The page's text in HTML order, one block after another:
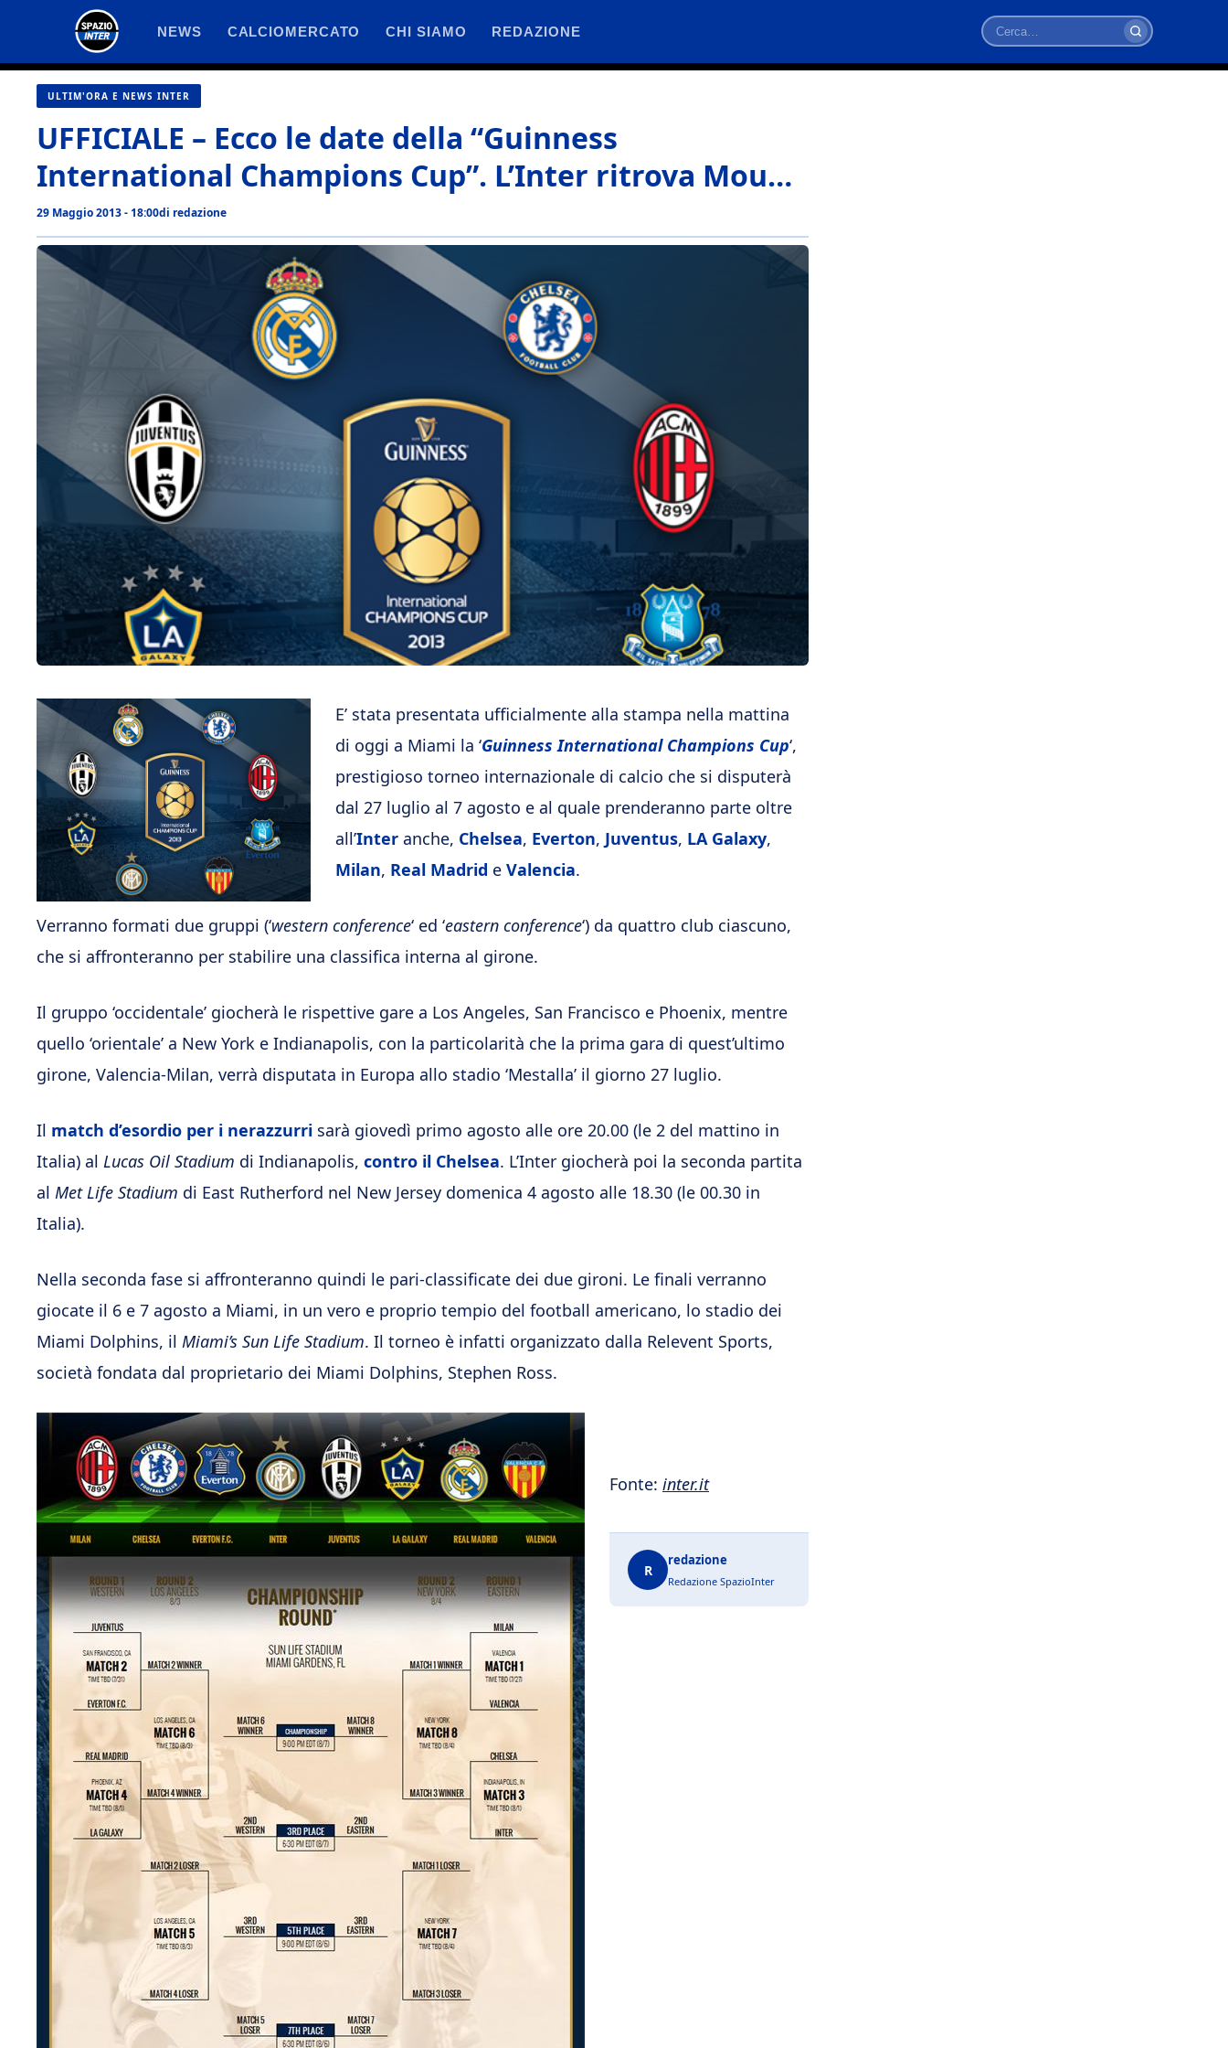
contenuto
NEWS CALCIOMERCATO CHI SIAMO REDAZIONE
Cerca
ULTIM'ORA E NEWS INTER
UFFICIALE – Ecco le date della “Guinness
International Champions Cup”. L’Inter ritrova Mou…
29 Maggio 2013 - 18:00di redazione
E’ stata presentata ufficialmente alla stampa nella mattina
di oggi a Miami la ‘Guinness International Champions Cup‘,
prestigioso torneo internazionale di calcio che si disputerà
dal 27 luglio al 7 agosto e al quale prenderanno parte oltre
all’Inter anche, Chelsea, Everton, Juventus, LA Galaxy,
Milan, Real Madrid e Valencia.
Verranno formati due gruppi (‘western conference‘ ed ‘eastern conference‘) da quattro club ciascuno,
che si affronteranno per stabilire una classifica interna al girone.
Il gruppo ‘occidentale’ giocherà le rispettive gare a Los Angeles, San Francisco e Phoenix, mentre
quello ‘orientale’ a New York e Indianapolis, con la particolarità che la prima gara di quest’ultimo
girone, Valencia-Milan, verrà disputata in Europa allo stadio ‘Mestalla’ il giorno 27 luglio.
Il match d’esordio per i nerazzurri sarà giovedì primo agosto alle ore 20.00 (le 2 del mattino in
Italia) al Lucas Oil Stadium di Indianapolis, contro il Chelsea. L’Inter giocherà poi la seconda partita
al Met Life Stadium di East Rutherford nel New Jersey domenica 4 agosto alle 18.30 (le 00.30 in
Italia).
Nella seconda fase si affronteranno quindi le pari-classificate dei due gironi. Le finali verranno
giocate il 6 e 7 agosto a Miami, in un vero e proprio tempio del football americano, lo stadio dei
Miami Dolphins, il Miami’s Sun Life Stadium. Il torneo è infatti organizzato dalla Relevent Sports,
società fondata dal proprietario dei Miami Dolphins, Stephen Ross.
Fonte: inter.it
R
redazione
Redazione SpazioInter